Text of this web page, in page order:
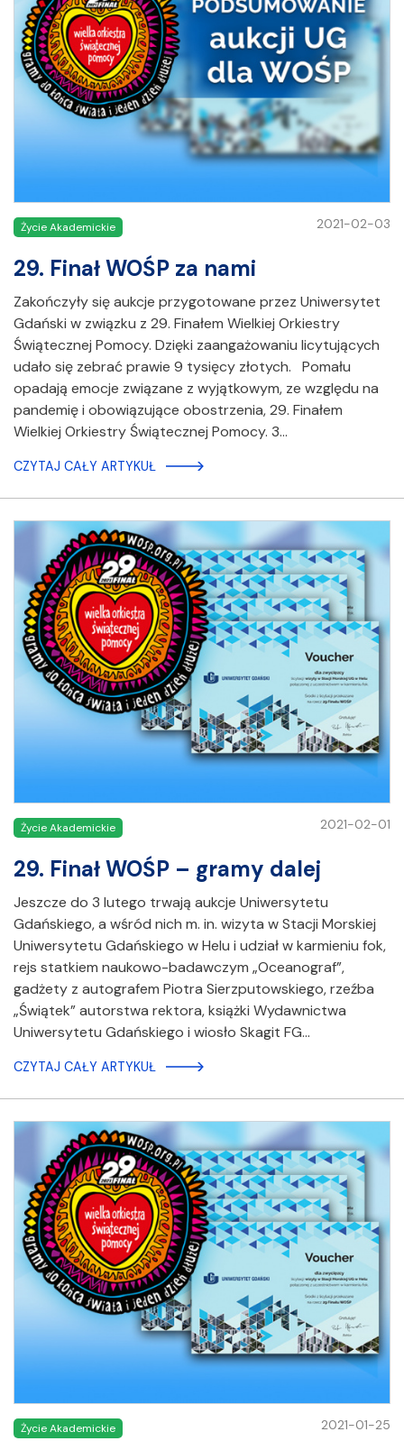
Życie Akademickie 2021-02-03
29. Finał WOŚP za nami
Zakończyły się aukcje przygotowane przez Uniwersytet
Gdański w związku z 29. Finałem Wielkiej Orkiestry
Świątecznej Pomocy. Dzięki zaangażowaniu licytujących
udało się zebrać prawie 9 tysięcy złotych. Pomału
opadają emocje związane z wyjątkowym, ze względu na
pandemię i obowiązujące obostrzenia, 29. Finałem
Wielkiej Orkiestry Świątecznej Pomocy. 3…
CZYTAJ CAŁY ARTYKUŁ
Życie Akademickie 2021-02-01
29. Finał WOŚP – gramy dalej
Jeszcze do 3 lutego trwają aukcje Uniwersytetu
Gdańskiego, a wśród nich m. in. wizyta w Stacji Morskiej
Uniwersytetu Gdańskiego w Helu i udział w karmieniu fok,
rejs statkiem naukowo-badawczym „Oceanograf”,
gadżety z autografem Piotra Sierzputowskiego, rzeźba
„Świątek” autorstwa rektora, książki Wydawnictwa
Uniwersytetu Gdańskiego i wiosło Skagit FG…
CZYTAJ CAŁY ARTYKUŁ
Życie Akademickie 2021-01-25